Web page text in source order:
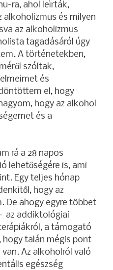
ra, ahol leírták,
alkoholizmus és milyen
az alkoholizmus
tagadásáról úgy
A történetekben,
szóltak,
és
el, hogy
hogy az alkohol
és a
rá a 28 napos
lehetőségére is, ami
Egy teljes hónap
hogy az
De ahogy egyre többet
az addiktológiai
a támogató
hogy talán mégis pont
van. Az alkoholról való
egészség